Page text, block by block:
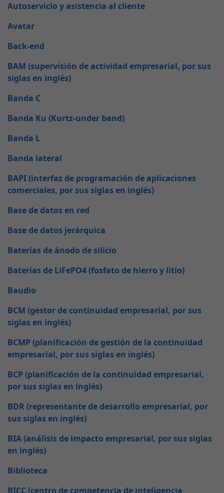
Autoservicio y asistencia al cliente
Avatar
Back-end
BAM (supervisión de actividad empresarial, por sus
siglas en inglés)
Banda C
Banda Ku (Kurtz-under band)
Banda L
Banda lateral
BAPI (interfaz de programación de aplicaciones
comerciales, por sus siglas en inglés)
Base de datos en red
Base de datos jerárquica
Baterías de ánodo de silicio
Baterías de LiFePO4 (fosfato de hierro y litio)
Baudio
BCM (gestor de continuidad empresarial, por sus
siglas en inglés)
BCMP (planificación de gestión de la continuidad
empresarial, por sus siglas en inglés)
BCP (planificación de la continuidad empresarial,
por sus siglas en inglés)
BDR (representante de desarrollo empresarial, por
sus siglas en inglés)
BIA (análisis de impacto empresarial, por sus siglas
en inglés)
Biblioteca
BICC (centro de competencia de inteligencia